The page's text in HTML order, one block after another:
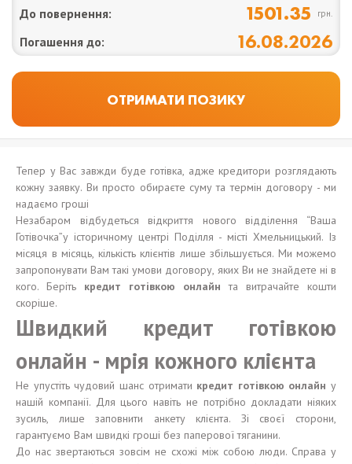
До повернення: 1501.35 грн.
Погашення до: 16.08.2026
Тепер у Вас завжди буде готівка, адже кредитори розглядають
кожну заявку. Ви просто обираєте суму та термін договору - ми
надаємо гроші
Незабаром відбудеться відкриття нового відділення “Ваша
Готівочка”у історичному центрі Поділля - місті Хмельницький. Із
місяця в місяць, кількість клієнтів лише збільшується. Ми можемо
запропонувати Вам такі умови договору, яких Ви не знайдете ні в
кого. Беріть кредит готівкою онлайнта витрачайте кошти
скоріше.
Швидкий кредит готівкою
онлайн - мрія кожного клієнта
Не упустіть чудовий шанс отримати кредит готівкою онлайн у
нашій компанії. Для цього навіть не потрібно докладати ніяких
зусиль, лише заповнити анкету клієнта. Зі своєї сторони,
гарантуємо Вам швидкі гроші без паперової тяганини.
До нас звертаються зовсім не схожі між собою люди. Справа у